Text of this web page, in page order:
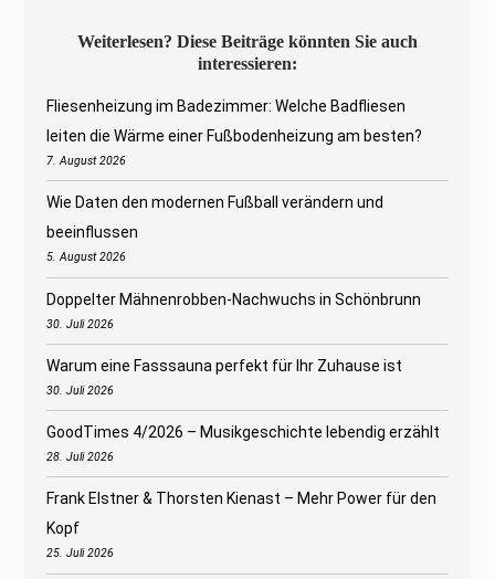
Weiterlesen? Diese Beiträge könnten Sie auch
interessieren:
Fliesenheizung im Badezimmer: Welche Badfliesen
leiten die Wärme einer Fußbodenheizung am besten?
7. August 2026
Wie Daten den modernen Fußball verändern und
beeinflussen
5. August 2026
Doppelter Mähnenrobben-Nachwuchs in Schönbrunn
30. Juli 2026
Warum eine Fasssauna perfekt für Ihr Zuhause ist
30. Juli 2026
GoodTimes 4/2026 – Musikgeschichte lebendig erzählt
28. Juli 2026
Frank Elstner & Thorsten Kienast – Mehr Power für den
Kopf
25. Juli 2026